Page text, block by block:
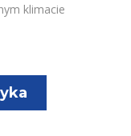
klimacie